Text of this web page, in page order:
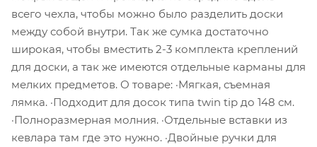
всего чехла, чтобы можно было разделить доски
между собой внутри. Так же сумка достаточно
широкая, чтобы вместить 2-3 комплекта креплений
для доски, а так же имеются отдельные карманы для
мелких предметов. О товаре: ·Мягкая, съемная
лямка. ·Подходит для досок типа twin tip до 148 см.
·Полноразмерная молния. ·Отдельные вставки из
кевлара там где это нужно. ·Двойные ручки для